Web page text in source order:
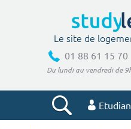
Le site de
01 88 61 15 70
Du lundi au vendredi de